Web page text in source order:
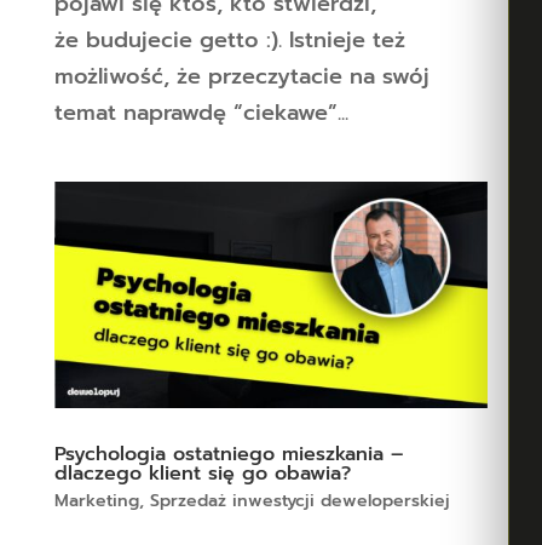
że budujecie getto :). Istnieje też
możliwość, że przeczytacie na swój
temat naprawdę “ciekawe”...
Psychologia ostatniego mieszkania –
dlaczego klient się go obawia?
Marketing, Sprzedaż inwestycji deweloperskiej